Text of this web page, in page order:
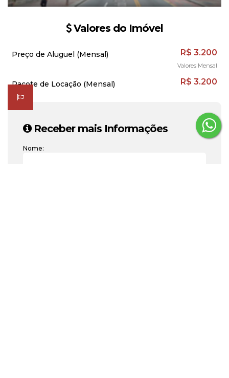
Valores do Imóvel
R$ 3.200
Preço de Aluguel (Mensal)
Valores Mensal
R$ 3.200
Pacote de Locação (Mensal)
Receber mais Informações
Nome: